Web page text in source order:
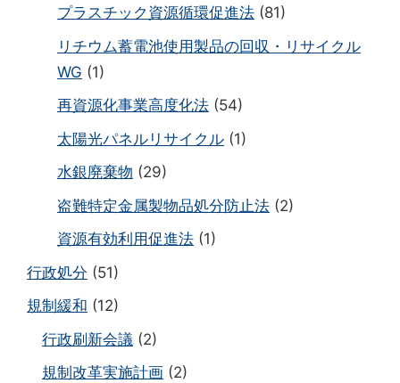
プラスチック資源循環促進法 (81)
リチウム蓄電池使用製品の回収・リサイクル
WG (1)
再資源化事業高度化法 (54)
太陽光パネルリサイクル (1)
水銀廃棄物 (29)
盗難特定金属製物品処分防止法 (2)
資源有効利用促進法 (1)
行政処分 (51)
規制緩和 (12)
行政刷新会議 (2)
規制改革実施計画 (2)